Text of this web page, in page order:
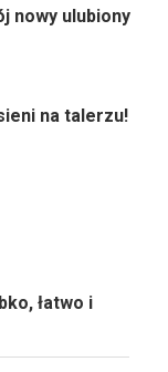
nowy ulubiony
na talerzu!
łatwo i